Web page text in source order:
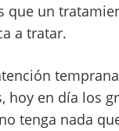
que un
a tratar.
hoy en día los
tenga nada